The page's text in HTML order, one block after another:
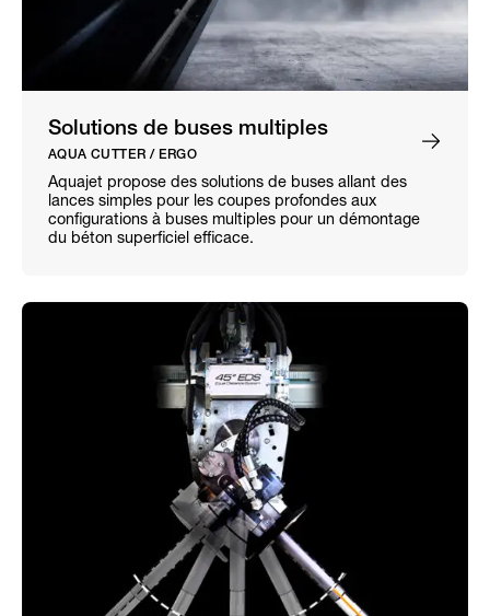
Solutions de buses multiples
AQUA CUTTER / ERGO
Aquajet propose des solutions de buses allant des
lances simples pour les coupes profondes aux
configurations à buses multiples pour un démontage
du béton superficiel efficace.